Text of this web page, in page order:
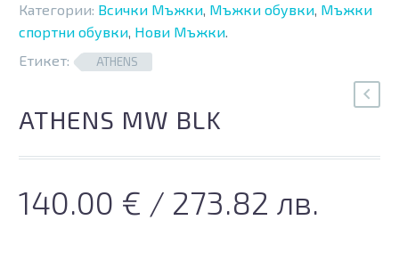
Категории: Всички Мъжки, Мъжки обувки, Мъжки
спортни обувки, Нови Мъжки.
Етикет:
ATHENS
ATHENS MW BLK
140.00 € / 273.82 лв.